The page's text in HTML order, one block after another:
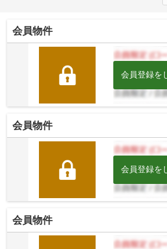
会員物件
会員登録を
会員物件
会員登録を
会員物件